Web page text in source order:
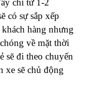
chỉ từ 1-2
có sự sắp xếp
hàng nhưng
về mặt thời
sẽ đi theo chuyến
xe sẽ chủ động